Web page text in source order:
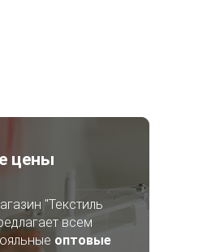
цены
"Текстиль
всем
оптовые